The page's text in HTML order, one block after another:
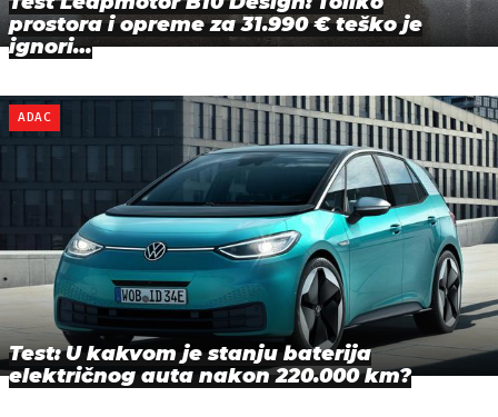
prostora i opreme za 31.990 € teško je
ignori…
ADAC
Test: U kakvom je stanju baterija
električnog auta nakon 220.000 km?